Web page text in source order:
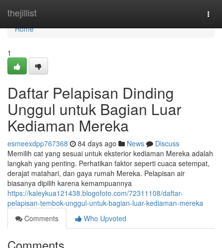
thejillist
Home
Home
1
Daftar Pelapisan Dinding
Unggul untuk Bagian Luar
Kediaman Mereka
esmeexdpp767368 84 days ago News
Discuss
Memilih cat yang sesuai untuk eksterior kediaman Mereka adalah
langkah yang penting. Perhatikan faktor seperti cuaca setempat,
derajat matahari, dan gaya rumah Mereka. Pelapisan air
biasanya dipilih karena kemampuannya
https://kaleykua121438.blogofoto.com/72311108/daftar-
pelapisan-tembok-unggul-untuk-bagian-luar-kediaman-mereka
Comments
Who Upvoted